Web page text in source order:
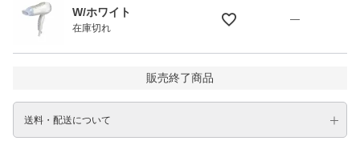
W/ホワイト
在庫切れ
—
販売終了商品
送料・配送について